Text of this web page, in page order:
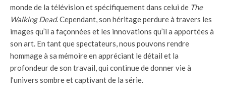
monde de la télévision et spécifiquement dans celui de The
Walking Dead. Cependant, son héritage perdure à travers les
images qu’il a façonnées et les innovations qu’il a apportées à
son art. En tant que spectateurs, nous pouvons rendre
hommage à sa mémoire en appréciant le détail et la
profondeur de son travail, qui continue de donner vie à
l’univers sombre et captivant de la série.